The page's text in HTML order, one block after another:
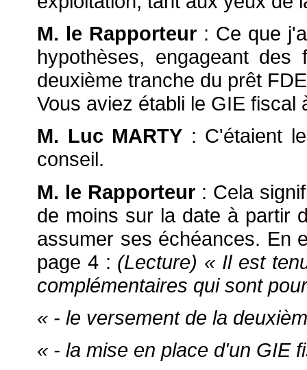
M. le Rapporteur : Ce que
hypothèses, engageant
deuxième tranche du prêt
Vous aviez établi le GIE fiscal
M. Luc MARTY : C'étaient
conseil.
M. le Rapporteur : Cela
de moins sur la date à partir
assumer ses échéances. En
page 4 : (Lecture) « Il est
complémentaires qui sont
« - le versement de la
« - la mise en place d'un GIE